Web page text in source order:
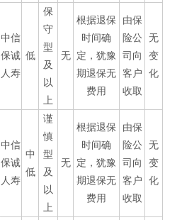
中信
保诚
人寿
低
保
守
型
及
以
上
无
根据退保
时间确
定，犹豫
期退保无
费用
由保
险公
司向
客户
收取
无
变
化
中信
保诚
人寿
中
低
谨
慎
型
及
以
上
无
根据退保
时间确
定，犹豫
期退保无
费用
由保
险公
司向
客户
收取
无
变
化